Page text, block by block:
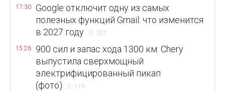
17:30
Google отключит одну из самых
полезных функций Gmail: что изменится
в 2027 году
137
15:26
900 сил и запас хода 1300 км: Chery
выпустила сверхмощный
электрифицированный пикап
(фото)
119